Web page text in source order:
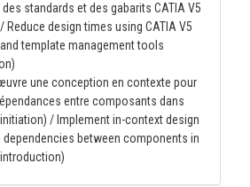
standards et des gabarits CATIA V5
Reduce design times using CATIA V5
template management tools
une conception en contexte pour
entre composants dans
/ Implement in-context design
dependencies between components in